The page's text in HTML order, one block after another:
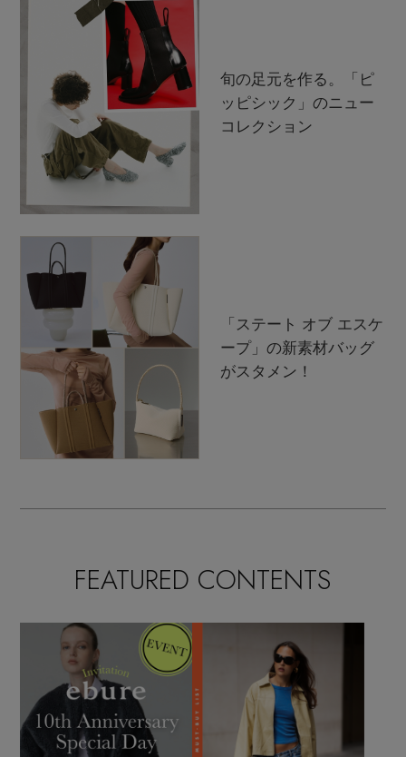
旬の足元を作る。「ピ
ッピシック」のニュー
コレクション
「ステート オブ エスケ
ープ」の新素材バッグ
がスタメン！
FEATURED CONTENTS